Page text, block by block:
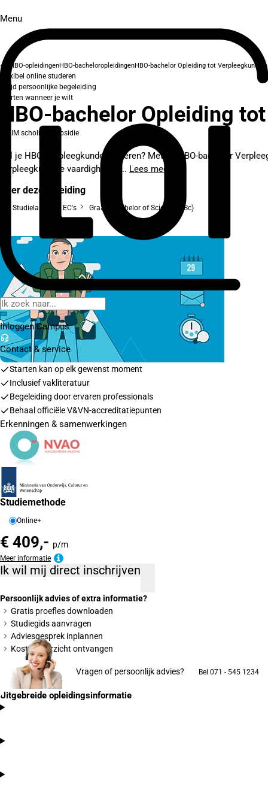
Menu
Inloggen Campus
Contact& service
HBO-opleidingenHBO-bacheloropleidingenHBO-bachelor Opleiding tot
Flexibel online studeren
Altijd persoonlijke begeleiding
Starten wanneer je wilt
HBO-bachelor Opleiding
SLIM scholingssubsidie
Wil je HBO Verpleegkunde studeren? Met de HBO-bachelor
verpleegkundige vaardigheden... Lees meer
Over deze opleiding
Studielast: 240 EC's Graad: Bachelor of Science (BSc)
Starten kan op elk gewenst moment
Inclusief vakliteratuur
Begeleiding door ervaren professionals
Behaal officiële V&VN-accreditatiepunten
Erkenningen & samenwerkingen
Studiemethode
Online+
€ 409,- p/m
Meer informatie
Ik wil mij direct inschrijven
Persoonlijk advies of extra informatie?
Gratis proefles downloaden
Studiegids aanvragen
Adviesgesprek inplannen
Kostenoverzicht ontvangen
Vragen of persoonlijk advies? Bel 071 - 545 1234
Uitgebreide opleidingsinformatie